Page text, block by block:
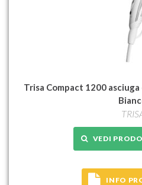
Trisa Compact 1200
VEDI
INFO